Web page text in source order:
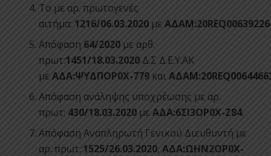
Το με αρ. πρωτογενές
αιτήμα: 1216/06.03.2020 με
Απόφαση 64/2020 με αρθ.
πρωτ:1451/18.03.2020 Δ.Σ Δ.Ε.Υ.ΑΚ
με ΑΔΑ:ΨΥΔΠΟΡ0Χ-779 και
Απόφαση ανάληψης υποχρέωσης με αρ.
πρωτ: 430/18.03.2020 με ΑΔΑ:6ΣΙ3ΟΡ0Χ-Ζ84.
Απόφαση Αναπληρωτή Γενικού Διευθυντή με
αρ. πρωτ.:1525/26.03.2020, ΑΔΑ:ΩΗΝ2ΟΡ0Χ-